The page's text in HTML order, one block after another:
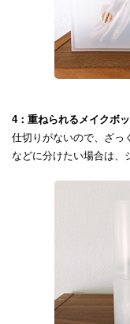
4：重ねられるメイクボ
仕切りがないので、ざっ
などに分けたい場合は、